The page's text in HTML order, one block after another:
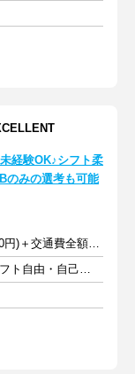
経験OK♪シフト柔
のみの選考も可能
時給1400円(22時以降は1750円)＋交通費全額支給
週3日以上 1日4時間以上 シフト自由・自己申告